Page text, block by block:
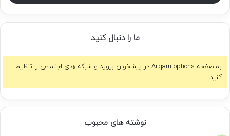
ما را دنبال کنید
به صفحه Arqam options در پیشخوان بروید و شبکه های اجتماعی را تنظیم
کنید.
نوشته های محبوب